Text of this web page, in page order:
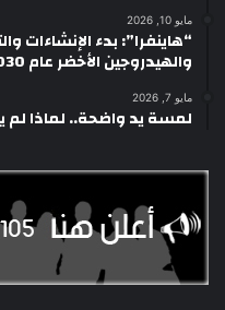
مايو 10, 2026
“هاينفرا”: بدء الإنشاءات
والهيدروجين الأخضر عام 2030
مايو 7, 2026
لمسة يد واضحة.. لماذا لم